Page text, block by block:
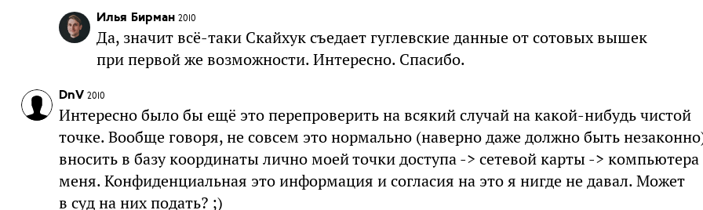
Илья Бирман 2010
Да, значит всё-таки Скайхук съедает гуглевские данные от сотовых вышек
при первой же возможности. Интересно. Спасибо.
DnV 2010
Интересно было бы ещё это перепроверить на всякий случай на какой-нибудь чистой
точке. Вообще говоря, не совсем это нормально (наверно даже должно быть
вносить в базу координаты лично моей точки доступа -> сетевой карты ->
меня. Конфиденциальная это информация и согласия на это я нигде не давал. Может
в суд на них подать? ;)